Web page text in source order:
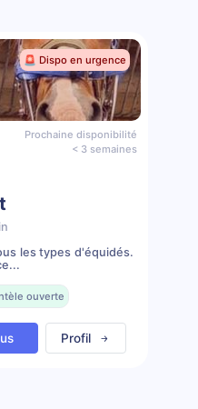
🚨 Dispo en urgence
Prochaine disponibilité
< 3 semaines
les types d'équidés.
ouverte
Profil